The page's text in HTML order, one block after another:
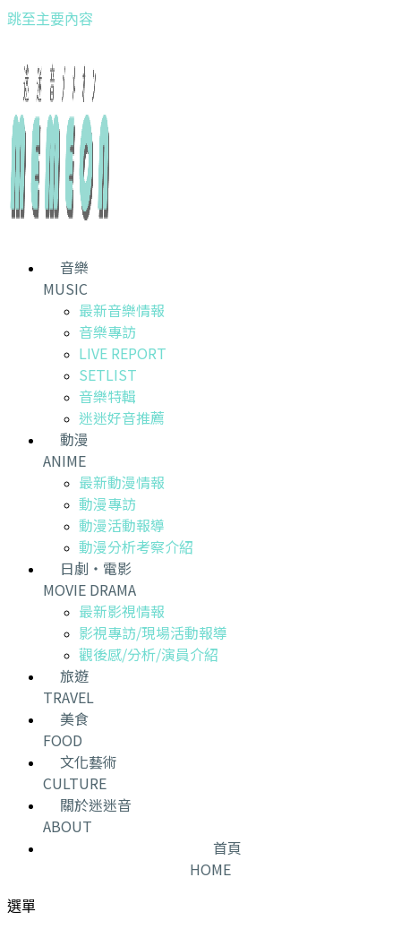
跳至主要內容
音樂
MUSIC
最新音樂情報
音樂專訪
LIVE REPORT
SETLIST
音樂特輯
迷迷好音推薦
動漫
ANIME
最新動漫情報
動漫專訪
動漫活動報導
動漫分析考察介紹
日劇・電影
MOVIE DRAMA
最新影視情報
影視專訪/現場活動報導
觀後感/分析/演員介紹
旅遊
TRAVEL
美食
FOOD
文化藝術
CULTURE
關於迷迷音
ABOUT
首頁
HOME
選單